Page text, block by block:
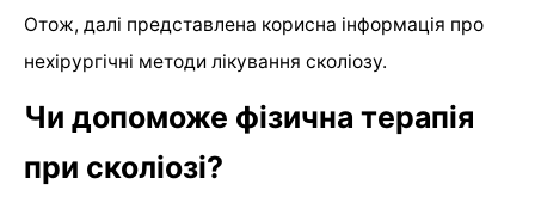
Отож, далі представлена корисна інформація про
нехірургічні методи лікування сколіозу.
Чи допоможе фізична терапія
при сколіозі?